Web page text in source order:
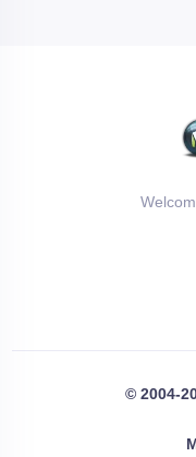
© 2004-